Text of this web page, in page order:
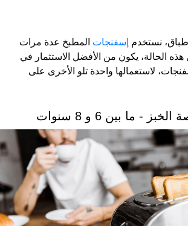
نستخدم إسفنجات المطبخ عدة مرات
الحالة، يكون من الأفضل الاستثمار في
لاستعمالها واحدة تلو الأخرى على